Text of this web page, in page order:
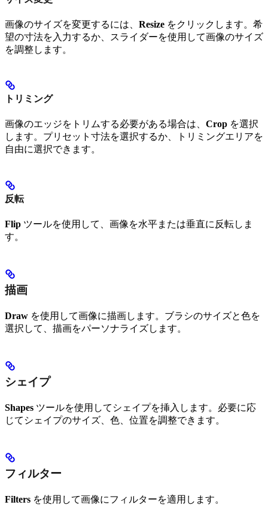
画像のサイズを変更するには、 Resize をクリックします。希
望の寸法を入力するか、スライダーを使用して画像のサイズ
を調整します。
トリミング
画像のエッジをトリムする必要がある場合は、 Crop を選択
します。プリセット寸法を選択するか、トリミングエリアを
自由に選択できます。
反転
Flip ツールを使用して、画像を水平または垂直に反転しま
す。
描画
Draw を使用して画像に描画します。ブラシのサイズと色を
選択して、描画をパーソナライズします。
シェイプ
Shapes ツールを使用してシェイプを挿入します。必要に応
じてシェイプのサイズ、色、位置を調整できます。
フィルター
Filters を使用して画像にフィルターを適用します。